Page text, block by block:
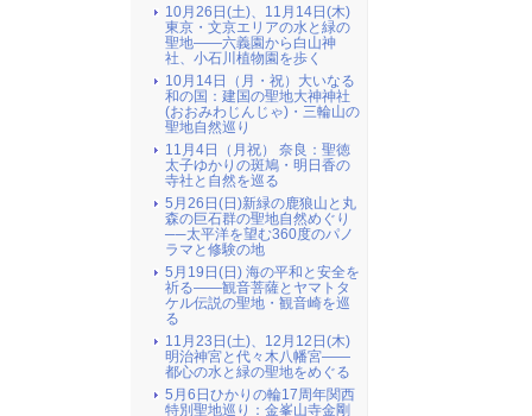
10月26日(土)、11月14日(木)
東京・文京エリアの水と緑の
聖地――六義園から白山神
社、小石川植物園を歩く
10月14日（月・祝）大いなる
和の国：建国の聖地大神神社
(おおみわじんじゃ)・三輪山の
聖地自然巡り
11月4日（月祝） 奈良：聖徳
太子ゆかりの斑鳩・明日香の
寺社と自然を巡る
5月26日(日)新緑の鹿狼山と丸
森の巨石群の聖地自然めぐり
──太平洋を望む360度のパノ
ラマと修験の地
5月19日(日) 海の平和と安全を
祈る――観音菩薩とヤマトタ
ケル伝説の聖地・観音崎を巡
る
11月23日(土)、12月12日(木)
明治神宮と代々木八幡宮――
都心の水と緑の聖地をめぐる
5月6日ひかりの輪17周年関西
特別聖地巡り：金峯山寺金剛